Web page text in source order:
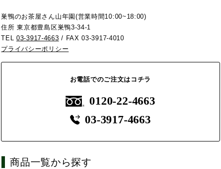
巣鴨のお茶屋さん山年園(営業時間10:00~18:00)
住所 東京都豊島区巣鴨3-34-1
TEL03-3917-4663 / FAX 03-3917-4010
プライバシーポリシー
お電話でのご注文はコチラ
0120-22-4663
03-3917-4663
商品一覧から探す